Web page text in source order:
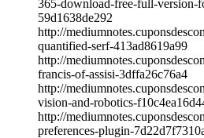
365-download-free-full-version-
59d1638de292
http://
quantified-serf-413ad8619a99
http://
francis-of-assisi-3dffa26c76a4
http://
vision-and-robotics-
http://
preferences-plugin-